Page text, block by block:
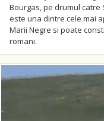
Bourgas, pe drumul catre
este una dintre cele mai
Marii Negre si poate
romani.